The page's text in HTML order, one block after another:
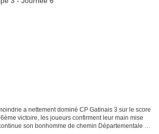
a nettement dominé CP Gatinais 3 sur le score
victoire, les joueurs confirment leur main mise
son bonhomme de chemin Départementale 2 :